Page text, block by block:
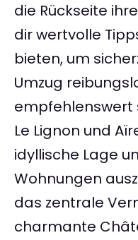
die Rückseite
dir wertvolle
bieten, um
Umzug
empfehlenswert
Le Lignon und
idyllische Lage
Wohnungen
das zentrale
charmante